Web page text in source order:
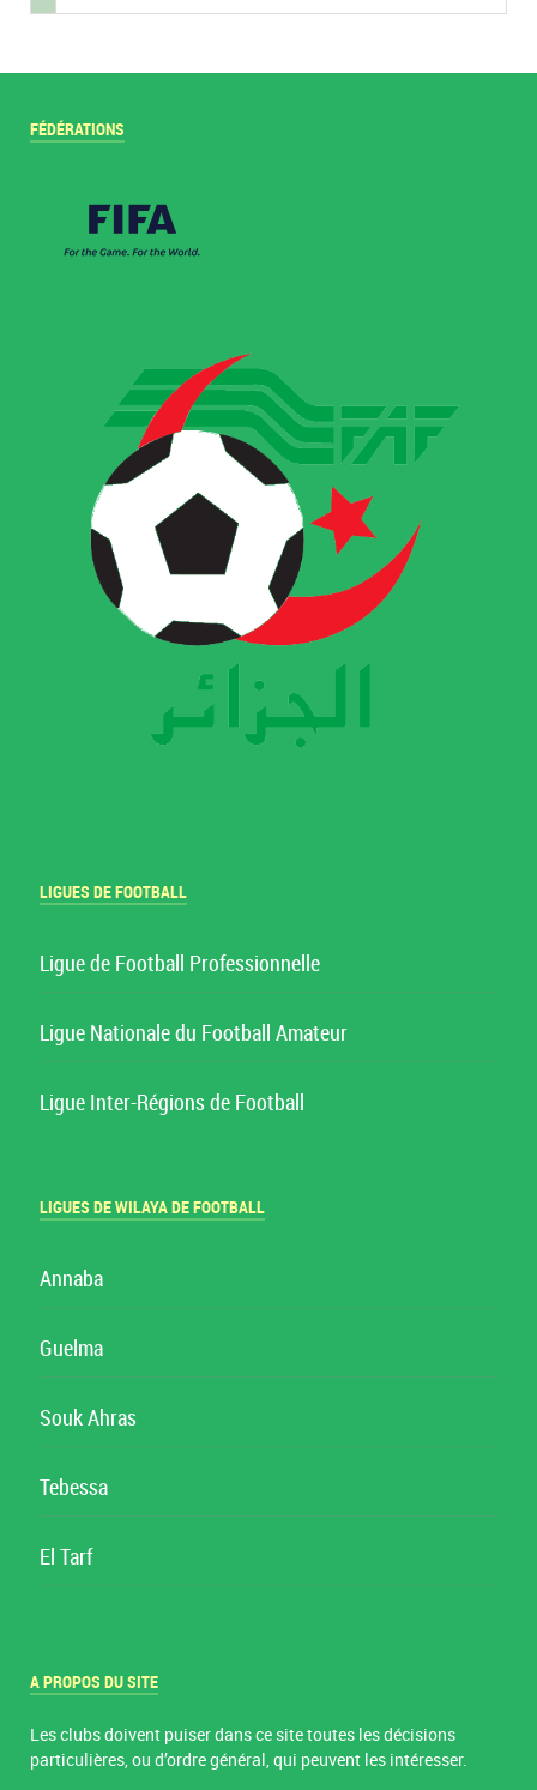
FÉDÉRATIONS
LIGUES DE FOOTBALL
Ligue de Football Professionnelle
Ligue Nationale du Football Amateur
Ligue Inter-Régions de Football
LIGUES DE WILAYA DE FOOTBALL
Annaba
Guelma
Souk Ahras
Tebessa
El Tarf
A PROPOS DU SITE
Les clubs doivent puiser dans ce site toutes les décisions
particulières, ou d’ordre général, qui peuvent les intéresser.